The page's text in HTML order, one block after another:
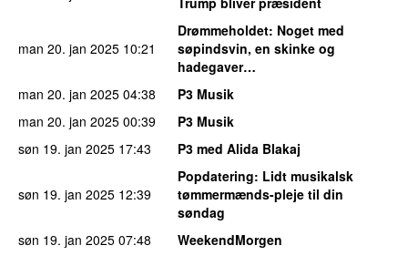
man 20. jan 2025 10:21
Drømmeholdet: Noget med
søpindsvin, en skinke og
hadegaver…
man 20. jan 2025 04:38
P3 Musik
man 20. jan 2025 00:39
P3 Musik
søn 19. jan 2025 17:43 P3 med Alida Blakaj
søn 19. jan 2025 12:39
Popdatering: Lidt musikalsk
tømmermænds-pleje til din
søndag
søn 19. jan 2025 07:48
WeekendMorgen